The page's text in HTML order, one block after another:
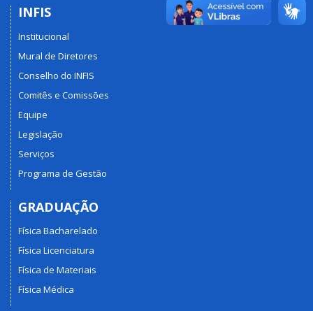
INFIS
Institucional
Mural de Diretores
Conselho do INFIS
Comitês e Comissões
Equipe
Legislação
Serviços
Programa de Gestão
GRADUAÇÃO
Física Bacharelado
Física Licenciatura
Física de Materiais
Física Médica